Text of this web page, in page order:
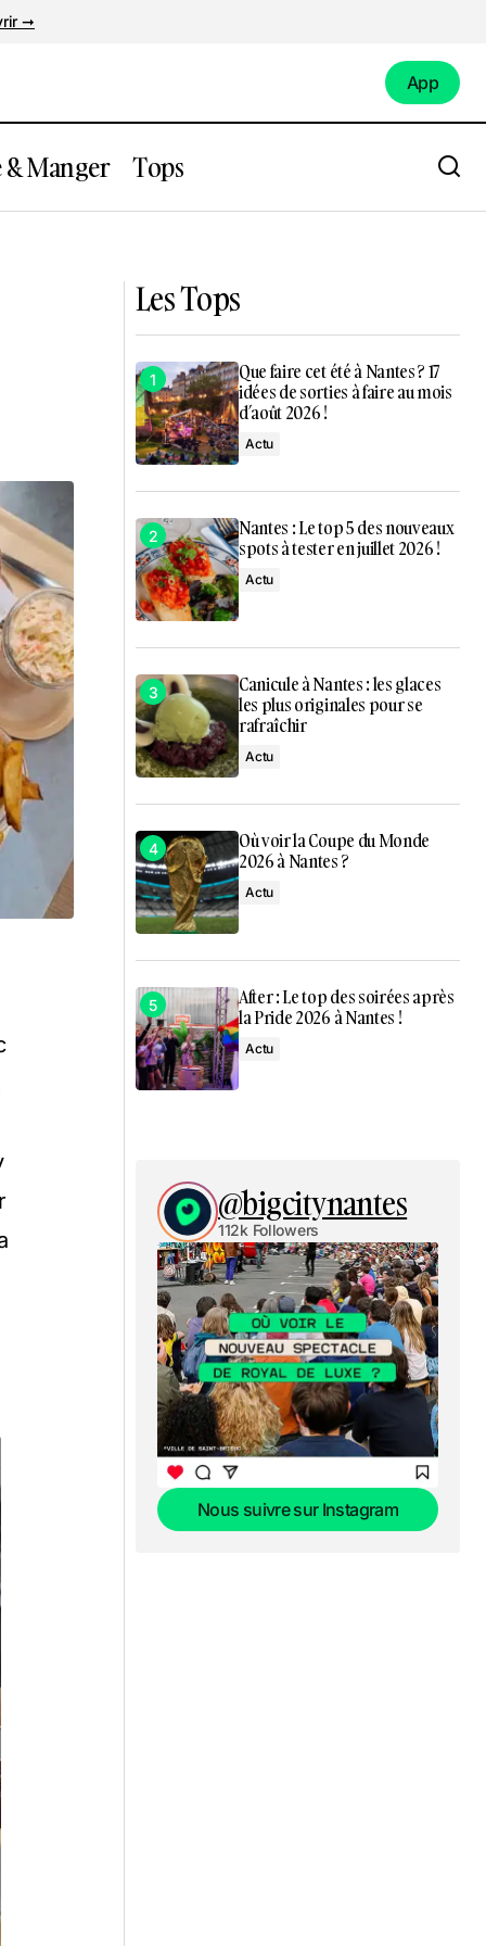
➞
App
Manger Tops
Les Tops
Que faire cet été à Nantes ? 17
idées de sorties à faire au mois
d’août 2026 !
Actu
Nantes : Le top 5 des nouveaux
spots à tester en juillet 2026 !
Actu
Canicule à Nantes : les glaces
les plus originales pour se
rafraîchir
Actu
Où voir la Coupe du Monde
2026 à Nantes ?
Actu
After : Le top des soirées après
la Pride 2026 à Nantes !
Actu
@bigcitynantes
112k Followers
Nous suivre sur Instagram